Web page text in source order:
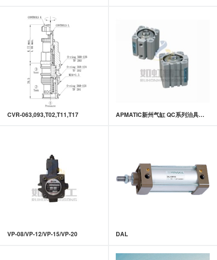
CVR-063,093,T02,T11,T17 APMATIC新州气缸 QC系列治具气缸
VP-08/VP-12/VP-15/VP-20 DAL